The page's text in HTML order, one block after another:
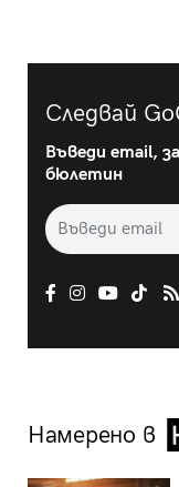
Следвай
Въведи email,
бюлетин
Намерено в